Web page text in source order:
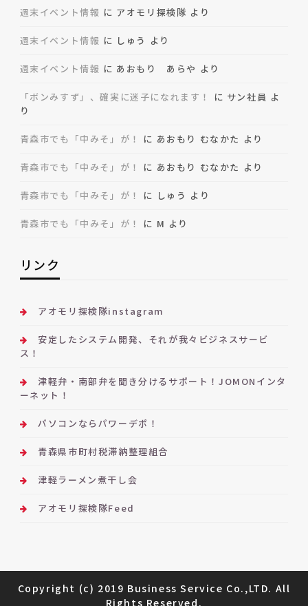
週末イベント情報 に アオモリ探検隊 より
週末イベント情報 に しゅう より
週末イベント情報 に あおもり あらや より
「ボンみすず」、確実に迷子になれます！ に サン社員 よ
り
青森市でも「中みそ」が！ に あおもり むなかた より
青森市でも「中みそ」が！ に あおもり むなかた より
青森市でも「中みそ」が！ に しゅう より
青森市でも「中みそ」が！ に M より
リンク
アオモリ探検隊instagram
安定したシステム開発、それが我々ビジネスサービ
ス！
津軽弁・南部弁を聞き分けるサポート！JOMONインタ
ーネット！
パソコンならパワーデポ！
青森県市町村税滞納整理組合
津軽ラーメン煮干し会
アオモリ探検隊Feed
Copyright (c) 2019 Business Service Co.,LTD. All
Rights Reserved.